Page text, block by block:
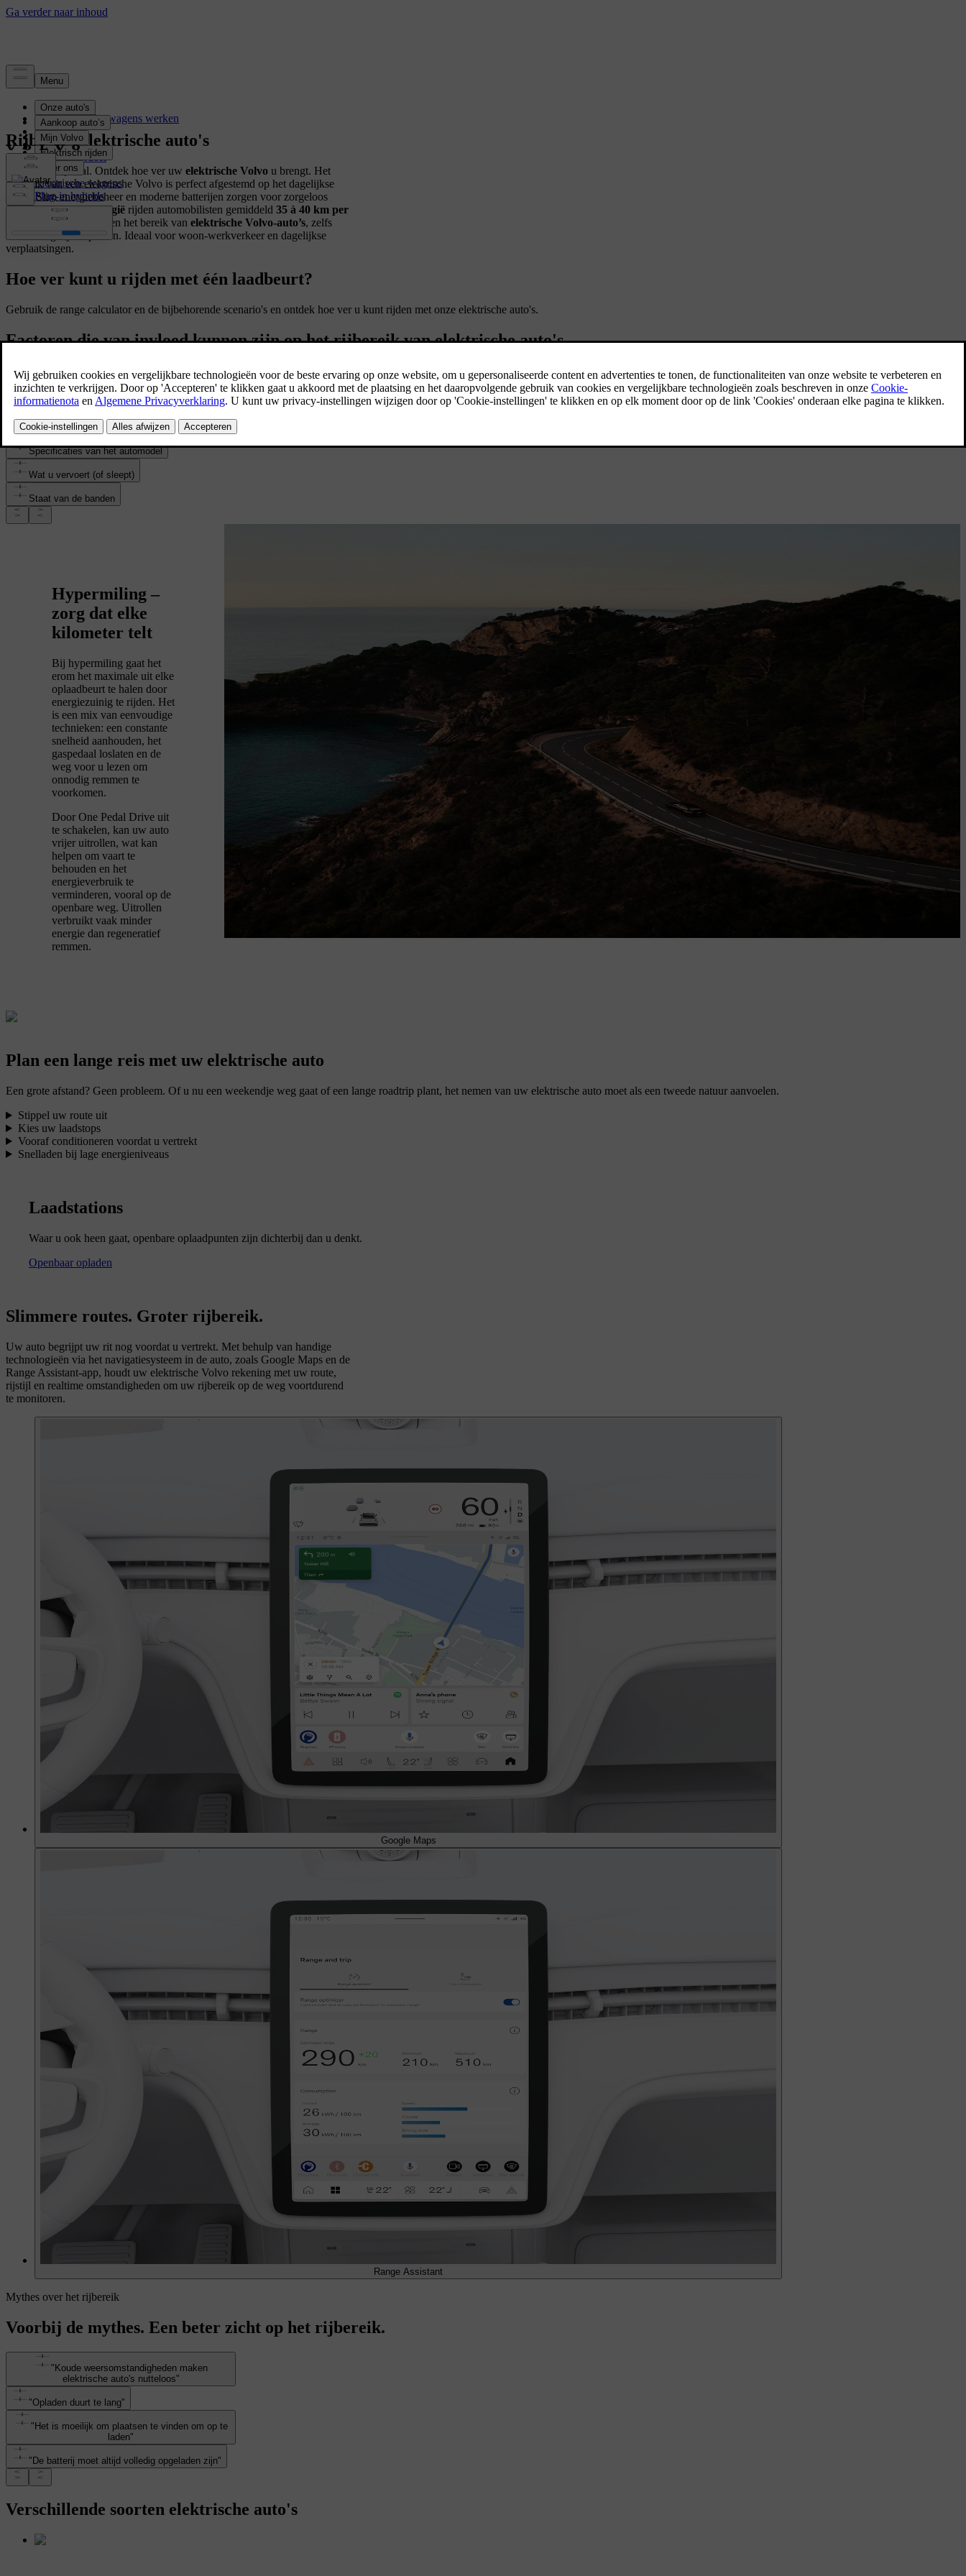
Elektrificatie
Hoe elektrische wagens werken
Opladen
Actieradius
Kostenvoordeel
Batterij
Elektrische wagens
Plug-in hybrids
Rijbereik elektrische auto's
Van hier tot overal. Ontdek hoe ver uw elektrische Volvo u brengt. Het
rijbereik van een elektrische Volvo is perfect afgestemd op het dagelijkse
leven. Slim energiebeheer en moderne batterijen zorgen voor zorgeloos
elektrisch rijden. InBelgië rijden automobilisten gemiddeld 35 à 40 km per
. Dat ligt ruim binnen het bereik van elektrische Volvo‑auto’s, zelfs
zonder dagelijks opladen. Ideaal voor woon‑werkverkeer en dagelijkse
verplaatsingen.
Hoe ver kunt u rijden met één laadbeurt?
Gebruik de range calculator en de bijbehorende scenario's en ontdek hoe ver u kunt rijden met onze elektrische auto's.
Factoren die van invloed kunnen zijn op het rijbereik van elektrische auto's
Weer
Verschillende soorten rijden
Batterijtype en huidig batterijniveau
Specificaties van het automodel
Wat u vervoert (of sleept)
Staat van de banden
Hypermiling –
zorg dat elke
kilometer telt
Bij hypermiling gaat het
erom het maximale uit elke
oplaadbeurt te halen door
energiezuinig te rijden. Het
is een mix van eenvoudige
technieken: een constante
snelheid aanhouden, het
gaspedaal loslaten en de
weg voor u lezen om
onnodig remmen te
voorkomen.
Door One Pedal Drive uit
te schakelen, kan uw auto
vrijer uitrollen, wat kan
helpen om vaart te
behouden en het
energieverbruik te
verminderen, vooral op de
openbare weg. Uitrollen
verbruikt vaak minder
energie dan regeneratief
remmen.
Plan een lange reis met uw elektrische auto
Een grote afstand? Geen probleem. Of u nu een weekendje weg gaat of een lange roadtrip plant, het nemen van uw elektrische auto moet als een tweede natuur aanvoelen.
Stippel uw route uit
Kies uw laadstops
Vooraf conditioneren voordat u vertrekt
Snelladen bij lage energieniveaus
Laadstations
Waar u ook heen gaat, openbare oplaadpunten zijn dichterbij dan u denkt.
Openbaar opladen
Slimmere routes. Groter rijbereik.
Uw auto begrijpt uw rit nog voordat u vertrekt. Met behulp van handige
technologieën via het navigatiesysteem in de auto, zoals Google Maps en de
Range Assistant-app, houdt uw elektrische Volvo rekening met uw route,
rijstijl en realtime omstandigheden om uw rijbereik op de weg voortdurend
te monitoren.
Google Maps
Range Assistant
Mythes over het rijbereik
Voorbij de mythes. Een beter zicht op het rijbereik.
"Koude weersomstandigheden maken
elektrische auto's nutteloos"
"Opladen duurt te lang"
"Het is moeilijk om plaatsen te vinden om op te
laden"
"De batterij moet altijd volledig opgeladen zijn"
Verschillende soorten elektrische auto's